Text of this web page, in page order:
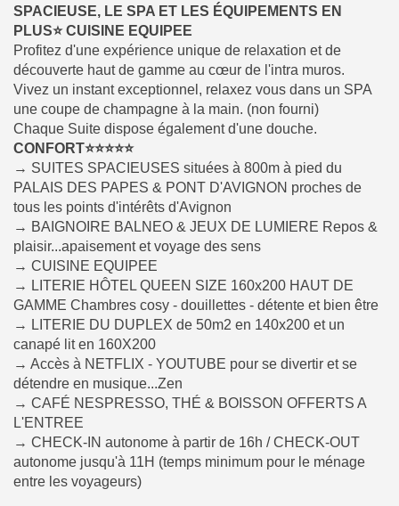
SPACIEUSE, LE SPA ET LES ÉQUIPEMENTS EN
PLUS⭐ CUISINE EQUIPEE
Profitez d'une expérience unique de relaxation et de
découverte haut de gamme au cœur de l'intra muros.
Vivez un instant exceptionnel, relaxez vous dans un SPA
une coupe de champagne à la main. (non fourni)
Chaque Suite dispose également d'une douche.
CONFORT⭐⭐⭐⭐⭐
→ SUITES SPACIEUSES situées à 800m à pied du
PALAIS DES PAPES & PONT D'AVIGNON proches de
tous les points d'intérêts d'Avignon
→ BAIGNOIRE BALNEO & JEUX DE LUMIERE Repos &
plaisir...apaisement et voyage des sens
→ CUISINE EQUIPEE
→ LITERIE HÔTEL QUEEN SIZE 160x200 HAUT DE
GAMME Chambres cosy - douillettes - détente et bien être
→ LITERIE DU DUPLEX de 50m2 en 140x200 et un
canapé lit en 160X200
→ Accès à NETFLIX - YOUTUBE pour se divertir et se
détendre en musique...Zen
→ CAFÉ NESPRESSO, THÉ & BOISSON OFFERTS A
L'ENTREE
→ CHECK-IN autonome à partir de 16h / CHECK-OUT
autonome jusqu'à 11H (temps minimum pour le ménage
entre les voyageurs)